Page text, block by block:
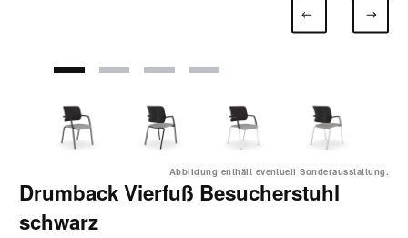
Abbildung enthält eventuell Sonderausstattung.
Drumback Vierfuß Besucherstuhl
schwarz